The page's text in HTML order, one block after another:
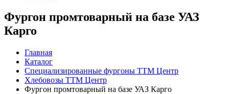
Фургон промтоварный на базе УАЗ
Карго
Главная
Каталог
Специализированные фургоны ТТМ Центр
Хлебовозы ТТМ Центр
Фургон промтоварный на базе УАЗ Карго